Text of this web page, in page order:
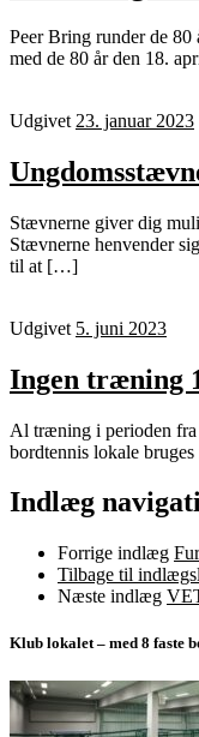
Peer Bring runder de
med de 80 år den 18.
Udgivet 23. januar 2023
Stævnerne giver dig
Stævnerne henvender
til at […]
Udgivet 5. juni 2023
Ingen træning
Al træning i perioden
bordtennis lokale
Indlæg
Forrige indlæg
Tilbage til
Næste indlæg
Klub lokalet – med 8 faste